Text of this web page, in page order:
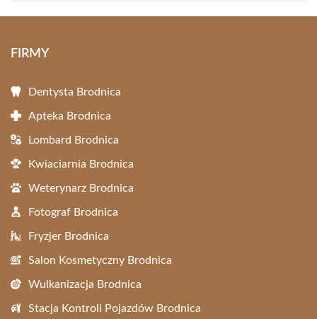
FIRMY
Dentysta Brodnica
Apteka Brodnica
Lombard Brodnica
Kwiaciarnia Brodnica
Weterynarz Brodnica
Fotograf Brodnica
Fryzjer Brodnica
Salon Kosmetyczny Brodnica
Wulkanizacja Brodnica
Stacja Kontroli Pojazdów Brodnica